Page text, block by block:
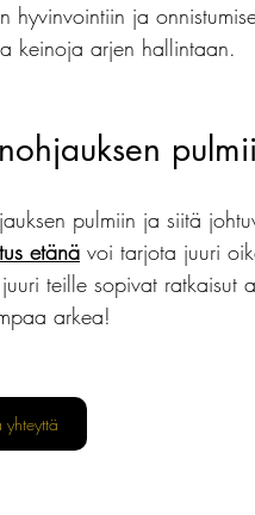
hyvinvointiin ja
keinoja arjen hallintaan.
pulmiin ja siitä
etänä voi tarjota juuri
teille sopivat ratkaisut
arkea!